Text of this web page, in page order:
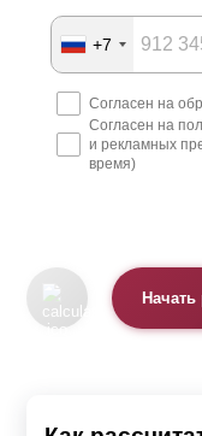
+7
Согласен на
Согласен на
и рекламных
время)
Начать